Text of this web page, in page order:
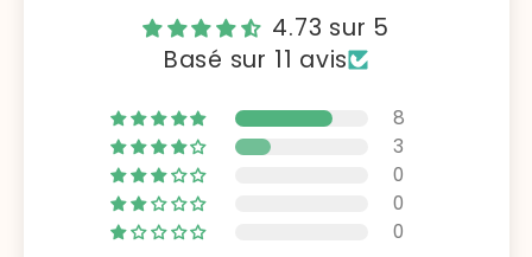
4.73 sur 5
Basé sur 11 avis
8
3
0
0
0